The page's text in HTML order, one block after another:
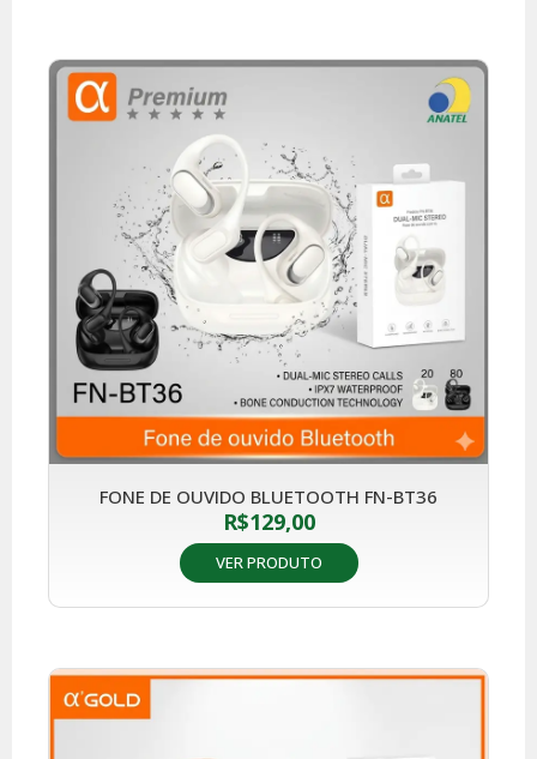
FONE DE OUVIDO BLUETOOTH FN-BT36
R$129,00
VER PRODUTO